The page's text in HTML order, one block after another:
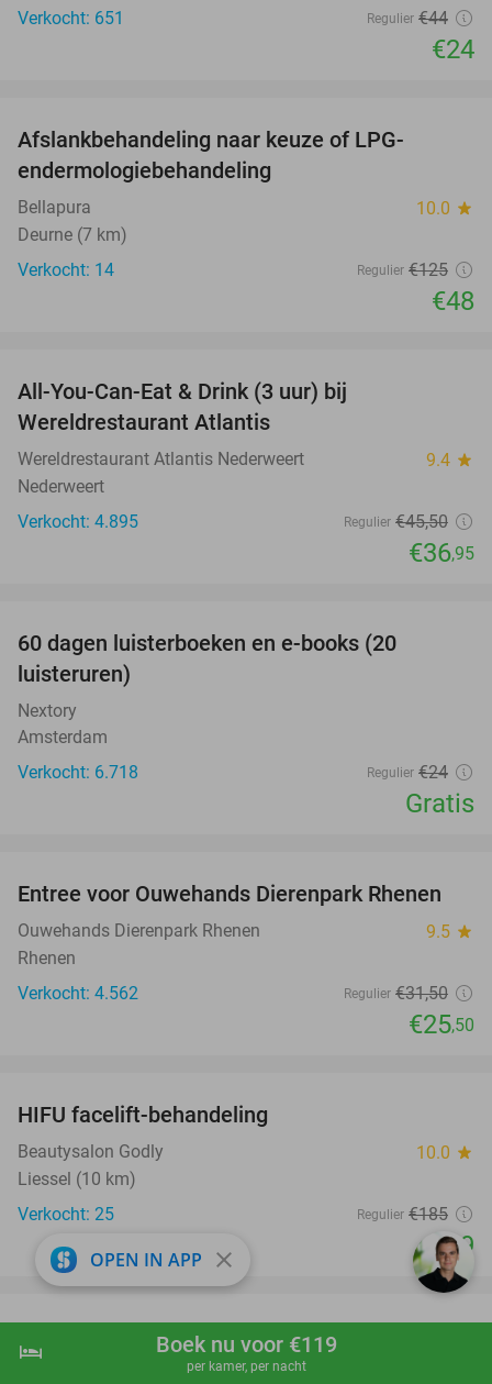
shopping_cart Boek nu
hotel Boek nu voor €119
per kamer, per nacht
Verkocht: 651
Regulier €44
€24
Afslankbehandeling naar keuze of LPG-
endermologiebehandeling
Bellapura 10.0 star
Deurne (7 km)
Verkocht: 14
Regulier €125
€48
All-You-Can-Eat & Drink (3 uur) bij
Wereldrestaurant Atlantis
Wereldrestaurant Atlantis Nederweert 9.4 star
Nederweert
Verkocht: 4.895
Regulier €45,50
€36,95
60 dagen luisterboeken en e-books (20
luisteruren)
Nextory
Amsterdam
Verkocht: 6.718
Regulier €24
Gratis
19%
Entree voor Ouwehands Dierenpark Rhenen
Ouwehands Dierenpark Rhenen 9.5 star
Rhenen
Verkocht: 4.562
Regulier €31,50
€25,50
HIFU facelift-behandeling
Beautysalon Godly 10.0 star
Liessel (10 km)
Verkocht: 25
Regulier €185
€59
favorite_border
4-gangen keuzediner bij Restaurant Black
Stone
OPEN IN APP close